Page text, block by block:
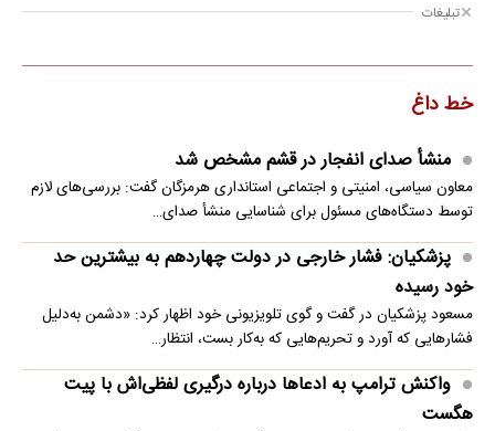
تبلیغات
خط داغ
منشأ صدای انفجار در قشم مشخص شد
معاون سیاسی، امنیتی و اجتماعی استانداری هرمزگان گفت: بررسی‌های لازم
توسط دستگاه‌های مسئول برای شناسایی منشأ صدای…
پزشکیان: فشار خارجی در دولت چهاردهم به بیشترین حد
خود رسیده
مسعود پزشکیان در گفت و گوی تلویزیونی خود اظهار کرد: «دشمن به‌دلیل
فشارهایی که آورد و تحریم‌هایی که به‌کار بست، انتظار…
واکنش ترامپ به ادعاها درباره درگیری لفظی‌اش با پیت
هگست